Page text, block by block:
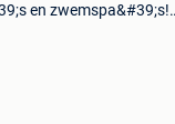
en zwemspa&#39;s!